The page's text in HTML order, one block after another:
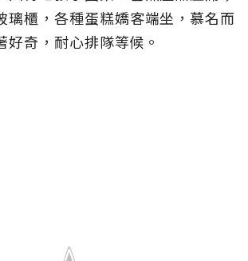
璃櫃，各種蛋糕嬌客端坐，慕名而
好奇，耐心排隊等候。